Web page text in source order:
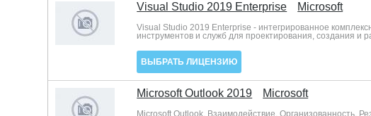
Visual Studio 2019 Enterprise Microsoft
Visual Studio 2019 Enterprise - интегрированное
инструментов и служб для проектирования, создания
ВЫБРАТЬ ЛИЦЕНЗИЮ
Microsoft Outlook 2019 Microsoft
Microsoft Outlook. Взаимодействие. Организованность.